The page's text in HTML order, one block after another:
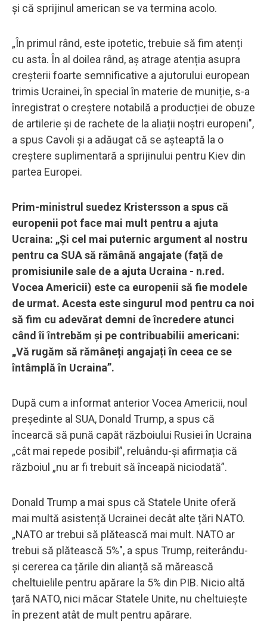
și că sprijinul american se va termina acolo.
„În primul rând, este ipotetic, trebuie să fim atenți
cu asta. În al doilea rând, aș atrage atenția asupra
creșterii foarte semnificative a ajutorului european
trimis Ucrainei, în special în materie de muniție, s-a
înregistrat o creștere notabilă a producției de obuze
de artilerie și de rachete de la aliații noștri europeni",
a spus Cavoli și a adăugat că se așteaptă la o
creștere suplimentară a sprijinului pentru Kiev din
partea Europei.
Prim-ministrul suedez Kristersson a spus că
europenii pot face mai mult pentru a ajuta
Ucraina: „Și cel mai puternic argument al nostru
pentru ca SUA să rămână angajate (față de
promisiunile sale de a ajuta Ucraina - n.red.
Vocea Americii) este ca europenii să fie modele
de urmat. Acesta este singurul mod pentru ca noi
să fim cu adevărat demni de încredere atunci
când îi întrebăm și pe contribuabilii americani:
„Vă rugăm să rămâneți angajați în ceea ce se
întâmplă în Ucraina”.
După cum a informat anterior Vocea Americii, noul
președinte al SUA, Donald Trump, a spus că
încearcă să pună capăt războiului Rusiei în Ucraina
„cât mai repede posibil”, reluându-și afirmația că
războiul „nu ar fi trebuit să înceapă niciodată”.
Donald Trump a mai spus că Statele Unite oferă
mai multă asistență Ucrainei decât alte țări NATO.
„NATO ar trebui să plătească mai mult. NATO ar
trebui să plătească 5%", a spus Trump, reiterându-
și cererea ca țările din alianță să mărească
cheltuielile pentru apărare la 5% din PIB. Nicio altă
țară NATO, nici măcar Statele Unite, nu cheltuiește
în prezent atât de mult pentru apărare.